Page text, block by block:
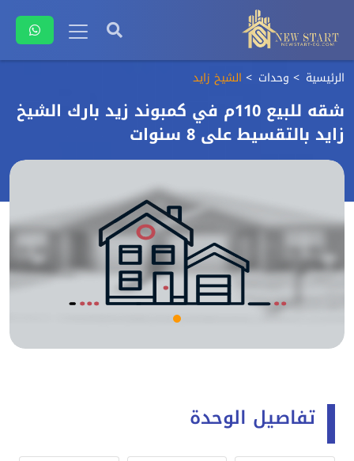
الرئيسية وحدات الشيخ زايد
شقه للبيع 110م في كمبوند زيد بارك الشيخ
زايد بالتقسيط على 8 سنوات
تفاصيل الوحدة